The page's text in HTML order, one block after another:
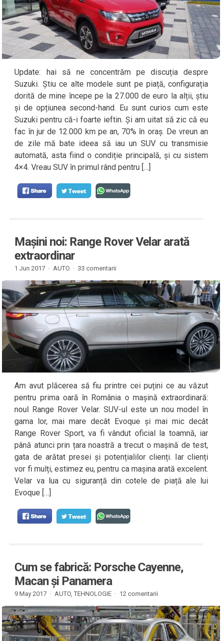
Update: hai să ne concentrăm pe discuția despre
Suzuki. Știu ce alte modele sunt pe piață, configurația
dorită de mine începe pe la 27.000 de euro la alții, știu
și de opțiunea second-hand. Eu sunt curios cum este
Suzuki pentru că-i foarte ieftin. Și am uitat să zic că eu
fac în jur de 12.000 km pe an, 70% în oraș. De vreun an
de zile mă bate ideea să iau un SUV cu transmisie
automată, asta fiind o condiție principală, și cu sistem
4×4. Vreau SUV în primul rând pentru […]
Mașini noi: Range Rover Velar arată
extraordinar
1 Jun 2017 · AUTO · 33 comentarii
Am avut plăcerea să fiu printre cei puțini ce au văzut
pentru prima oară în România o mașină extraordinară:
noul Range Rover Velar. SUV-ul este un nou model în
gama lor, mai mare decât Evoque și mai mic decât
Range Rover Sport, va fi vândut oficial la toamnă, iar
până atunci prin țara noastră a trecut o mașină de test,
gata de arătat presei și potențialilor clienți. Iar clienți
vor fi mulți, estimez eu, pentru ca mașina arată excelent.
Velar va lua cu siguranță din cotele de piață ale lui
Evoque […]
Cum se fabrică: Porsche Cayenne,
Macan și Panamera
9 May 2017 · AUTO,TEHNOLOGIE · 12 comentarii